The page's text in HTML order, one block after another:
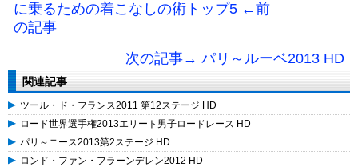
に乗るための着こなしの術トップ5 ←前
の記事
次の記事→ パリ～ルーベ2013 HD
関連記事
ツール・ド・フランス2011 第12ステージ HD
ロード世界選手権2013エリート男子ロードレース HD
パリ～ニース2013第2ステージ HD
ロンド・ファン・フラーンデレン2012 HD